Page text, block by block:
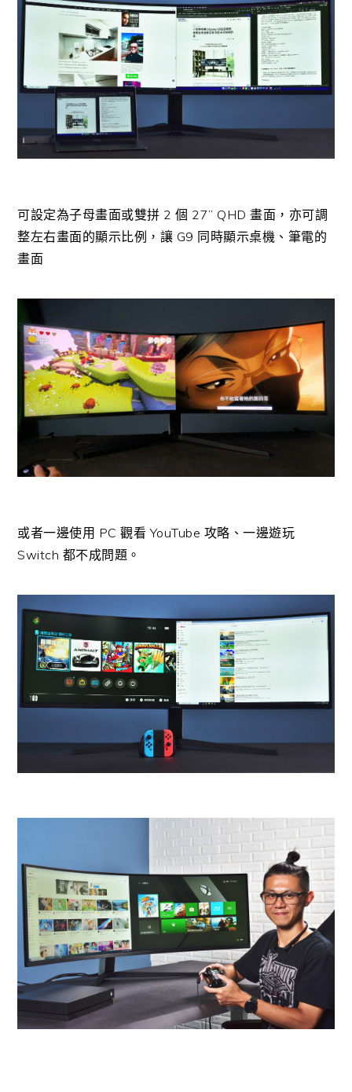
可設定為子母畫面或雙拼 2 個 27” QHD 畫面，亦可調
整左右畫面的顯示比例，讓 G9 同時顯示桌機、筆電的
畫面
或者一邊使用 PC 觀看 YouTube 攻略、一邊遊玩
Switch 都不成問題。